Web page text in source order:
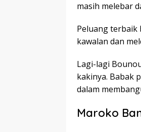
masih melebar
Peluang terbaik
kawalan dan
Lagi-lagi
kakinya. Babak
dalam
Maroko